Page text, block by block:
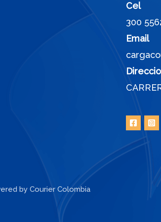
Cel
300
Email
by Courier Colombia